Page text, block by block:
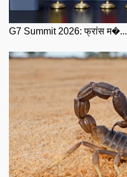
G7 Summit 2026: फ्रांस म�...